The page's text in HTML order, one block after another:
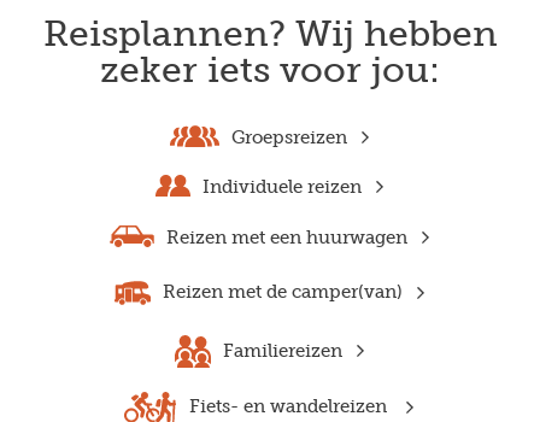
Reisplannen? Wij hebben
zeker iets voor jou:
Groepsreizen
Individuele reizen
Reizen met een huurwagen
Reizen met de camper(van)
Familiereizen
Fiets- en wandelreizen